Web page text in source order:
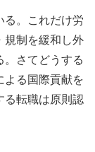
る。これだけ労
規制を緩和し外
。さてどうする
よる国際貢献を
る転職は原則認